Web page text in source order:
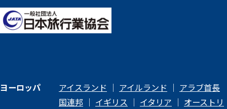
ヨーロッパ アイスランド ｜ アイルランド ｜ アラブ首長
国連邦 ｜ イギリス ｜ イタリア ｜ オーストリ